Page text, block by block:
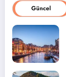
Güncel